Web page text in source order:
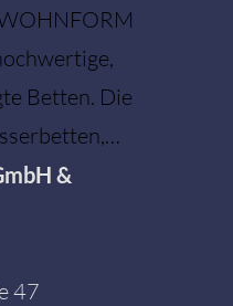
Betten. Die
&
47